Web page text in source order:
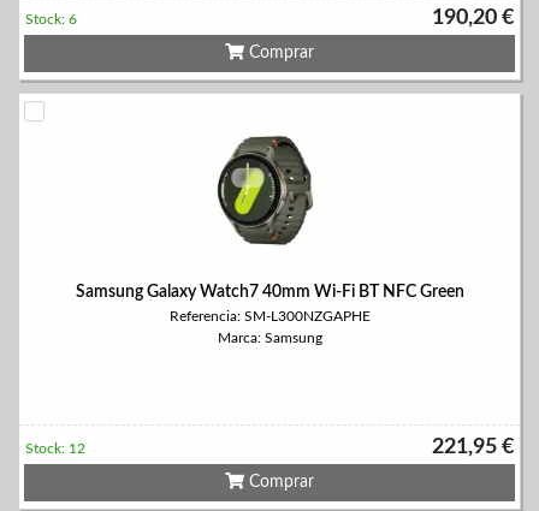
190,20 €
Stock: 6
Comprar
Samsung Galaxy Watch7 40mm Wi-Fi BT NFC Green
Referencia: SM-L300NZGAPHE
Marca: Samsung
221,95 €
Stock: 12
Comprar